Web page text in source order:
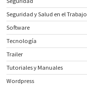
Seguridad y Salud en el Trabajo
Software
Tecnología
Trailer
Tutoriales y Manuales
Wordpress